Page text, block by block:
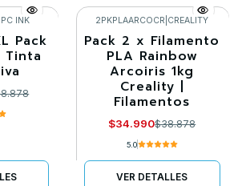
INK
Pack -10%
Agotado
2PKPLAARCOCR CREALITY
Pack 2 x Filamento
PLA Rainbow
Arcoiris 1kg
Creality |
Filamentos
$34.990$38.878
5.0
VER DETALLES